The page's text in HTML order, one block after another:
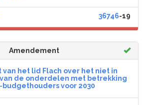
36746-19
Amendement
het lid Flach over het niet in
de onderdelen met betrekking
voor 2030